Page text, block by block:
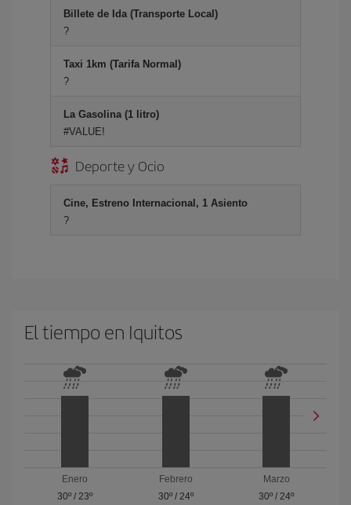
Billete de Ida (Transporte Local)
?
Taxi 1km (Tarifa Normal)
?
La Gasolina (1 litro)
#VALUE!
Deporte y Ocio
Cine, Estreno Internacional, 1 Asiento
?
El tiempo en Iquitos
Enero
30º/ 23º
Febrero
30º/ 24º
Marzo
30º / 24º